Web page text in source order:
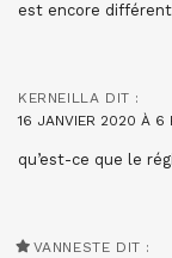
est encore
KERNEILLA DIT :
16 JANVIER 2020 À 6
qu’est-ce que le
VANNESTE DIT :